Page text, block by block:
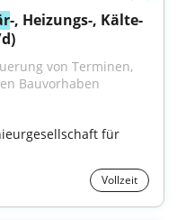
-, Heizungs-, Kälte-
von Terminen,
Bauvorhaben
für
Vollzeit